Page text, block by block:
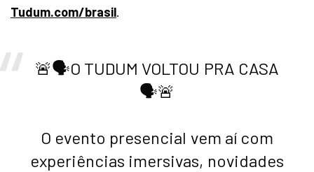
Tudum.com/brasil.
🚨🗣️O TUDUM VOLTOU PRA CASA
🗣️🚨
O evento presencial vem aí com
experiências imersivas, novidades